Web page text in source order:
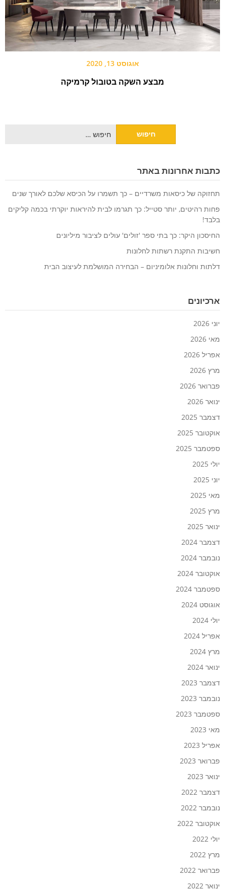
אוגוסט 13, 2020
מבצע השקה בטובול קרמיקה
כתבות אחרונות באתר
תחזוקה של כיסאות משרדיים – כך תשמרו על הכיסא שלכם לאורך שנים
פחות רהיטים, יותר סטייל: כך תגרמו לבית להיראות יוקרתי בכמה קליקים
בלבד!
החיסכון היקר: כך בתי ספר 'זולים' עולים לציבור מיליונים
חשיבות התקנת רשתות לחלונות
דלתות וחלונות אלומיניום – הבחירה המושלמת לעיצוב הבית
ארכיונים
יוני 2026
מאי 2026
אפריל 2026
מרץ 2026
פברואר 2026
ינואר 2026
דצמבר 2025
אוקטובר 2025
ספטמבר 2025
יולי 2025
יוני 2025
מאי 2025
מרץ 2025
ינואר 2025
דצמבר 2024
נובמבר 2024
אוקטובר 2024
ספטמבר 2024
אוגוסט 2024
יולי 2024
אפריל 2024
מרץ 2024
ינואר 2024
דצמבר 2023
נובמבר 2023
ספטמבר 2023
מאי 2023
אפריל 2023
פברואר 2023
ינואר 2023
דצמבר 2022
נובמבר 2022
אוקטובר 2022
יולי 2022
מרץ 2022
פברואר 2022
ינואר 2022